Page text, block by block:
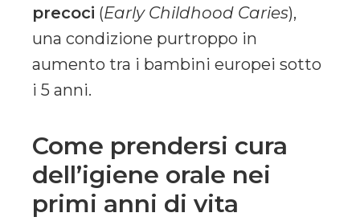
precoci (Early Childhood Caries),
una condizione purtroppo in
aumento tra i bambini europei sotto
i 5 anni.
Come prendersi cura
dell’igiene orale nei
primi anni di vita